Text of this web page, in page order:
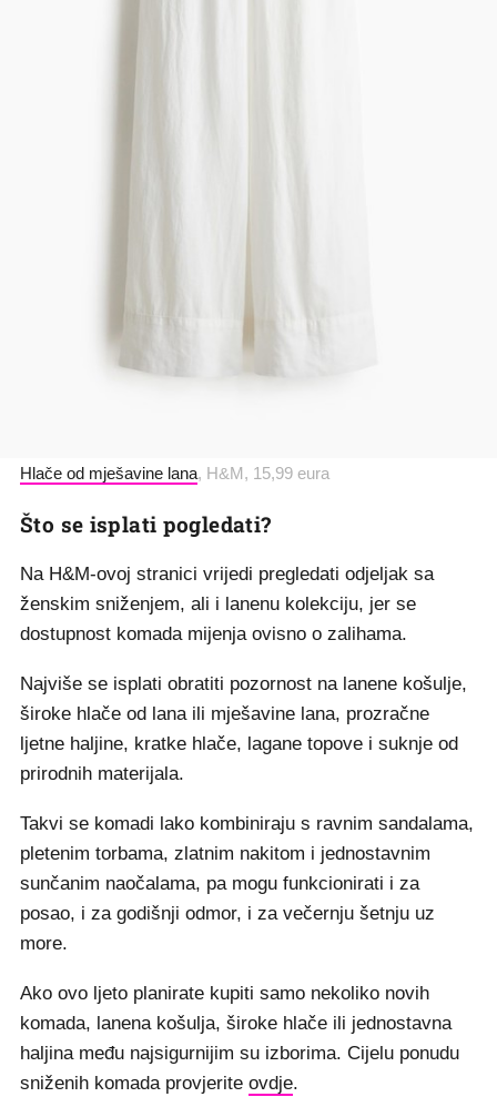
Hlače od mješavine lana, H&M, 15,99 eura
Što se isplati pogledati?
Na H&M-ovoj stranici vrijedi pregledati odjeljak sa
ženskim sniženjem, ali i lanenu kolekciju, jer se
dostupnost komada mijenja ovisno o zalihama.
Najviše se isplati obratiti pozornost na lanene košulje,
široke hlače od lana ili mješavine lana, prozračne
ljetne haljine, kratke hlače, lagane topove i suknje od
prirodnih materijala.
Takvi se komadi lako kombiniraju s ravnim sandalama,
pletenim torbama, zlatnim nakitom i jednostavnim
sunčanim naočalama, pa mogu funkcionirati i za
posao, i za godišnji odmor, i za večernju šetnju uz
more.
Ako ovo ljeto planirate kupiti samo nekoliko novih
komada, lanena košulja, široke hlače ili jednostavna
haljina među najsigurnijim su izborima. Cijelu ponudu
sniženih komada provjerite ovdje.